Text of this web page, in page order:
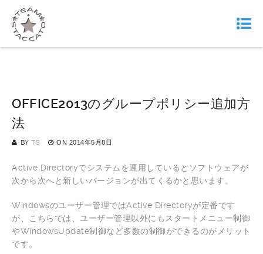
OFFICE2013のグループポリシー追加方
法
BY TS ON 2014年5月8日
Active Directoryでシステムを運用しているとソフトウェアが
次から次へと新しいバージョンが出てくるかと思います。
Windowsのユーザー管理ではActive Directoryが定番です
が、こちらでは、ユーザー管理以外にもスタートメニュー制御
やWindowsUpdate制御など多数の制御ができるのがメリット
です。